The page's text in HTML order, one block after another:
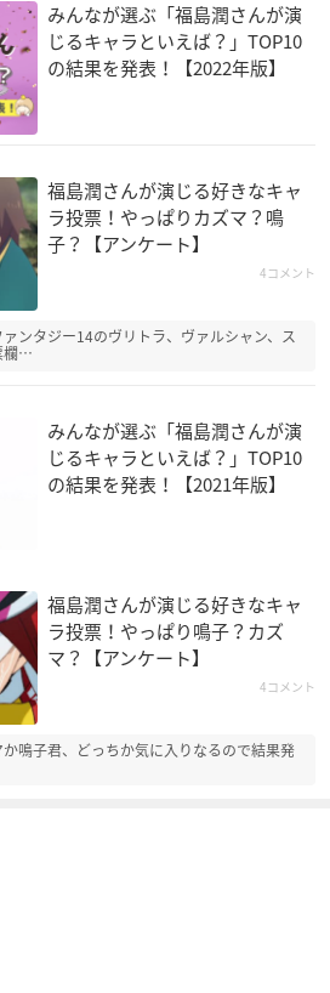
みんなが選ぶ「福島潤さんが演
じるキャラといえば？」TOP10
の結果を発表！【2022年版】
福島潤さんが演じる好きなキャ
ラ投票！やっぱりカズマ？鳴
子？【アンケート】
4コメント
ンタジー14のヴリトラ、ヴァルシャン、ス
欄…
みんなが選ぶ「福島潤さんが演
じるキャラといえば？」TOP10
の結果を発表！【2021年版】
福島潤さんが演じる好きなキャ
ラ投票！やっぱり鳴子？カズ
マ？【アンケート】
4コメント
鳴子君、どっちか気に入りなるので結果発